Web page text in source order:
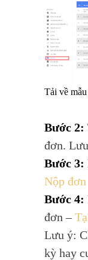
Tải về
Bước 2:
đơn.
Bước 3:
Nộp đơn
Bước 4:
đơn –
Lưu ý:
kỳ hay